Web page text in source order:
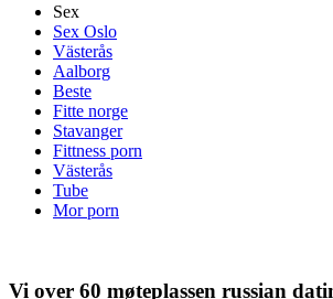
Sex
Sex Oslo
Västerås
Aalborg
Beste
Fitte norge
Stavanger
Fittness porn
Västerås
Tube
Mor porn
Vi over 60 møteplassen russian